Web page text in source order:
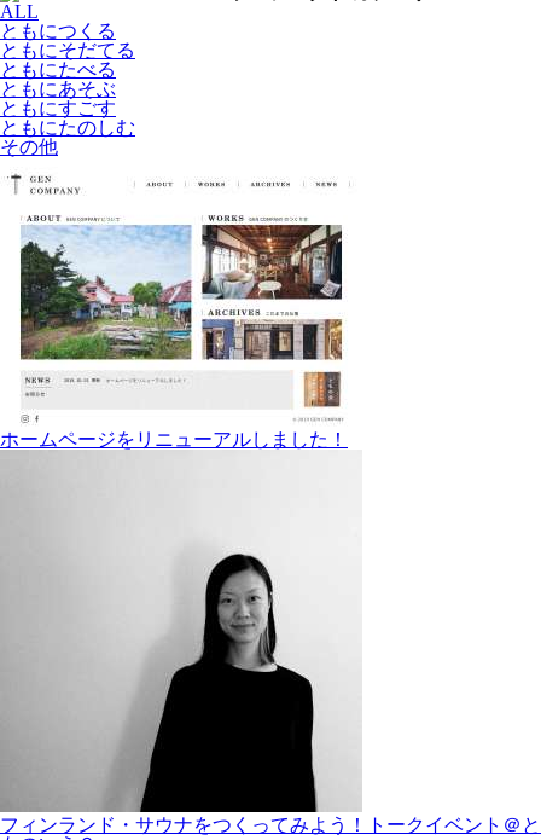
ALL
ともにつくる
ともにそだてる
ともにたべる
ともにあそぶ
ともにすごす
ともにたのしむ
その他
ホームページをリニューアルしました！
フィンランド・サウナをつくってみよう！トークイベント＠と